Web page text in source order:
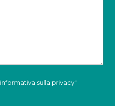
informativa sulla privacy"